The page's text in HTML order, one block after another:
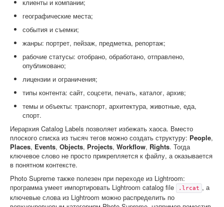
клиенты и компании;
географические места;
события и съемки;
жанры: портрет, пейзаж, предметка, репортаж;
рабочие статусы: отобрано, обработано, отправлено,
опубликовано;
лицензии и ограничения;
типы контента: сайт, соцсети, печать, каталог, архив;
темы и объекты: транспорт, архитектура, животные, еда,
спорт.
Иерархия Catalog Labels позволяет избежать хаоса. Вместо
плоского списка из тысяч тегов можно создать структуру: People,
Places, Events, Objects, Projects, Workflow, Rights. Тогда
ключевое слово не просто прикрепляется к файлу, а оказывается
в понятном контексте.
Photo Supreme также полезен при переходе из Lightroom:
программа умеет импортировать Lightroom catalog file
.lrcat , а
ключевые слова из Lightroom можно распределить по